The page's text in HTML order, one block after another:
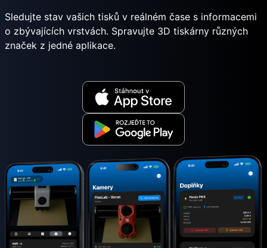
Sledujte stav vašich tisků v reálném čase s informacemi
o zbývajících vrstvách. Spravujte 3D tiskárny různých
značek z jedné aplikace.